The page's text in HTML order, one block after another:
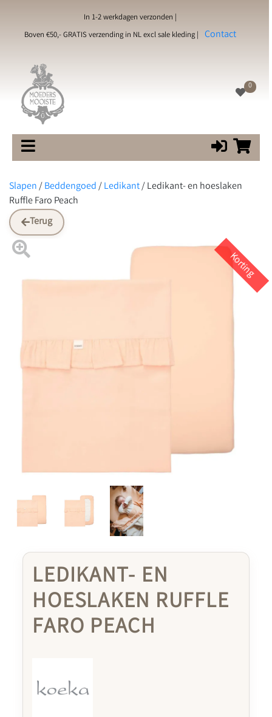
In 1-2 werkdagen verzonden |
Boven €50,- GRATIS verzending in NL excl sale kleding | Contact
0
Slapen/Beddengoed/Ledikant/Ledikant- en hoeslaken
Ruffle Faro Peach
Terug
Korting
LEDIKANT- EN
HOESLAKEN RUFFLE
FARO PEACH